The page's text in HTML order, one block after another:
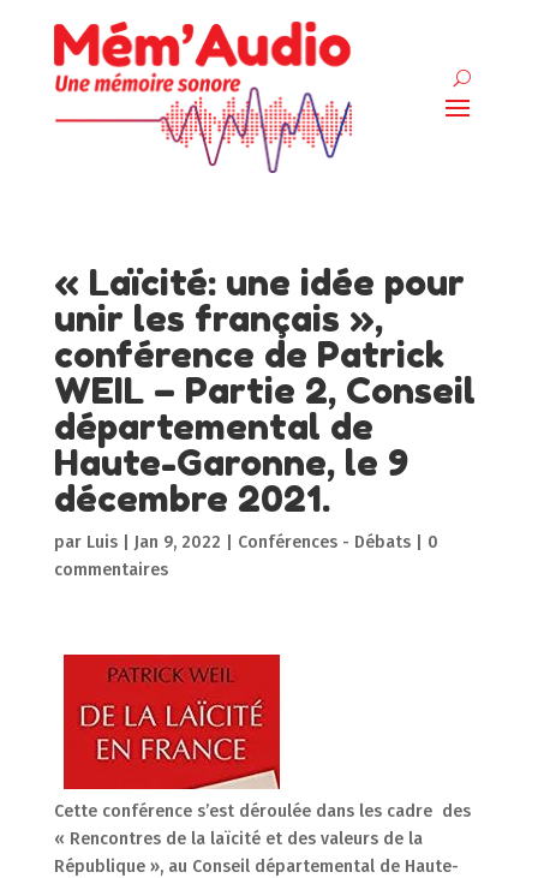
« Laïcité: une idée pour
unir les français »,
conférence de Patrick
WEIL – Partie 2, Conseil
départemental de
Haute-Garonne, le 9
décembre 2021.
par Luis| Jan 9, 2022 Conférences - Débats| 0
commentaires
Cette conférence s’est déroulée dans les cadre des
« Rencontres de la laïcité et des valeurs de la
République », au Conseil départemental de Haute-